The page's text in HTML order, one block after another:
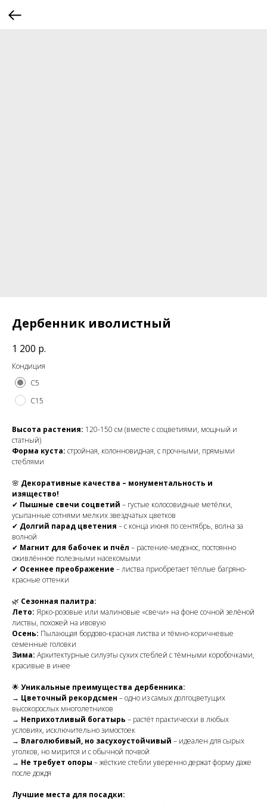
Дербенник иволистный
1 200 р.
Кондиция
С5
С15
Высота растения: 120-150 см (вместе с соцветиями, мощный и
статный)
Форма куста: стройная, колонновидная, с прочными, прямыми
стеблями
🌸 Декоративные качества – монументальность и
изящество!
✔ Пышные свечи соцветий – густые колосовидные метёлки,
усыпанные сотнями мелких звездчатых цветков
✔ Долгий парад цветения – с конца июня по сентябрь, волна за
волной
✔ Магнит для бабочек и пчёл – растение-медонос, постоянно
оживлённое полезными насекомыми
✔ Осеннее преображение – листва приобретает тёплые багряно-
красные оттенки
🌿 Сезонная палитра:
Лето: Ярко-розовые или малиновые «свечи» на фоне сочной зелёной
листвы, похожей на ивовую
Осень: Пылающая бордово-красная листва и тёмно-коричневые
семенные головки
Зима: Архитектурные силуэты сухих стеблей с тёмными коробочками,
красивые в инее
🌟Уникальные преимущества дербенника:
→ Цветочный рекордсмен – одно из самых долгоцветущих
высокорослых многолетников
→ Неприхотливый богатырь – растёт практически в любых
условиях, исключительно зимостоек
→ Влаголюбивый, но засухоустойчивый – идеален для сырых
уголков, но мирится и с обычной почвой
→ Не требует опоры – жёсткие стебли уверенно держат форму даже
после дождя
Лучшие места для посадки: